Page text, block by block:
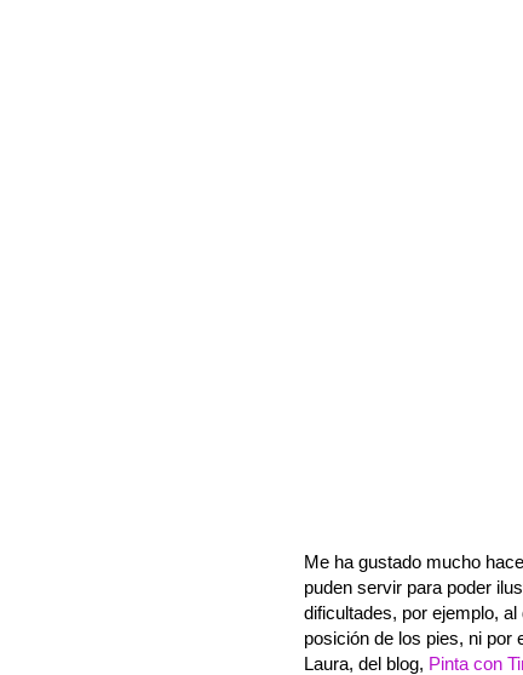
Me ha gustado mucho
puden servir para poder
dificultades, por ejemplo,
posición de los pies, ni por
Laura, del blog, Pinta con